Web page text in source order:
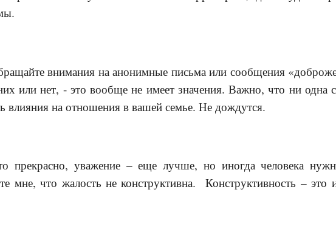
внимания на анонимные письма или сообщения
или нет, - это вообще не имеет значения. Важно, что ни одна
влияния на отношения в вашей семье. Не дождутся.
прекрасно, уважение – еще лучше, но иногда человека
мне, что жалость не конструктивна. Конструктивность – это